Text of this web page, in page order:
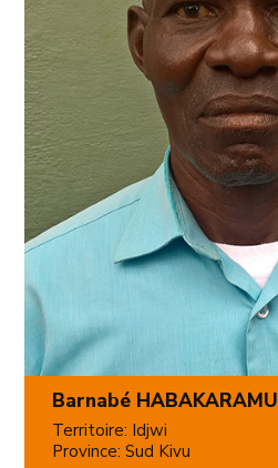
Barnabé HABAKARAMU
Territoire: Idjwi
Province: Sud Kivu